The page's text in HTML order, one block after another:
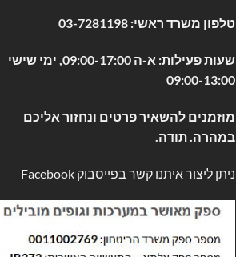
טלפון משרד ראשי: 03-7281198
שעות פעילות: א-ה 09:00-17:00, ימי שישי
09:00-13:00
מוזמנים להשאיר פרטים ונחזור אליכם
במהרה. תודה.
ניתן ליצור איתנו קשר בפייסבוק Facebook